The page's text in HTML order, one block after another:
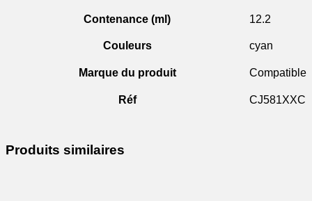
Contenance (ml) 12.2
Couleurs cyan
Marque du produit Compatible
Réf CJ581XXC
Produits similaires